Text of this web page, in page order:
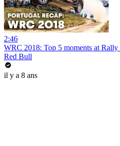
2:46
WRC 2018: Top 5 moments at Rally
Red Bull
il y a 8 ans